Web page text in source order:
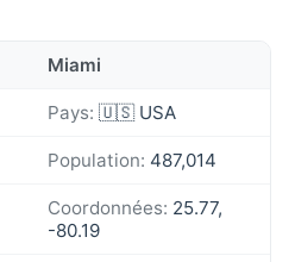
Miami
Pays: 🇺🇸 USA
Population: 487,014
Coordonnées: 25.77,
-80.19